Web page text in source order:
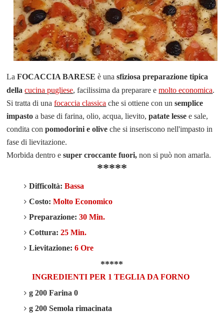
LaFOCACCIA BARESE è unasfiziosa preparazione tipica
dellacucina pugliese, facilissima da preparare emolto economica.
Si tratta di unafocaccia classica che si ottiene con unsemplice
impasto a base di farina, olio, acqua, lievito,patate lessee sale,
condita conpomodorini e olive che si inseriscono nell'impasto in
fase di lievitazione.
Morbida dentro esuper croccante fuori, non si può non amarla.
*****
Difficoltà:Bassa
Costo:Molto Economico
Preparazione:30 Min.
Cottura:25 Min.
Lievitazione:6 Ore
*****
INGREDIENTI PER 1 TEGLIA DA FORNO
g 200 Farina 0
g 200 Semola rimacinata